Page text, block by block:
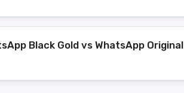
Black Gold vs WhatsApp Original